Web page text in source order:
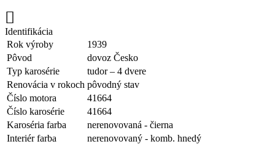
Identifikácia
Rok výroby
1939
Pôvod
dovoz Česko
Typ karosérie
tudor – 4 dvere
Renovácia v rokoch pôvodný stav
Číslo motora
41664
Číslo karosérie
41664
Karoséria farba
nerenovovaná - čierna
Interiér farba
nerenovovaný - komb. hnedý